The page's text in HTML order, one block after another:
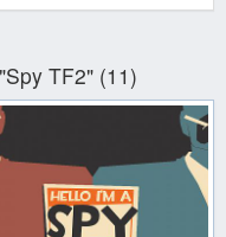
TF2" (11)